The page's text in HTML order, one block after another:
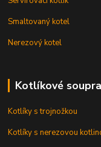
Smaltovaný kotel
Nerezový kotel
Kotlíkové
Kotlíky s trojnožkou
Kotlíky s nerezovou